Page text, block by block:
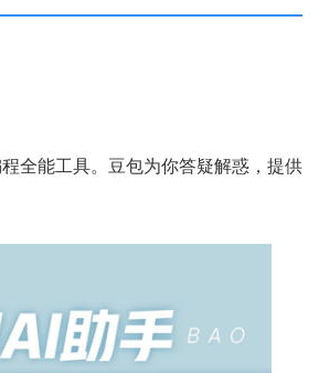
全能工具。豆包为你答疑解惑，提供